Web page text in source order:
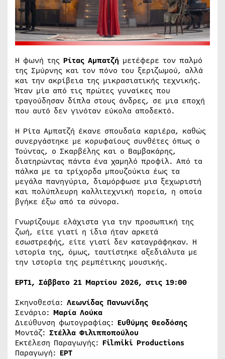
Η φωνή της Ρίτας Αμπατζή μετέφερε τον παλμό
της Σμύρνης και τον πόνο του ξεριζωμού, αλλά
και την ακρίβεια της μικρασιατικής τεχνικής.
Ήταν μία από τις πρώτες γυναίκες που
τραγούδησαν δίπλα στους άνδρες, σε μια εποχή
που αυτό δεν γινόταν εύκολα αποδεκτό.
Η Ρίτα Αμπατζή έκανε σπουδαία καριέρα, καθώς
συνεργάστηκε με κορυφαίους συνθέτες όπως ο
Τούντας, ο Σκαρβέλης και ο Βαμβακάρης,
διατηρώντας πάντα ένα χαμηλό προφίλ. Από τα
πάλκα με τα τρίχορδα μπουζούκια έως τα
μεγάλα πανηγύρια, διαμόρφωσε μια ξεχωριστή
και πολύπλευρη καλλιτεχνική πορεία, η οποία
βγήκε έξω από τα σύνορα.
Γνωρίζουμε ελάχιστα για την προσωπική της
ζωή, είτε γιατί η ίδια ήταν αρκετά
εσωστρεφής, είτε γιατί δεν καταγράφηκαν. Η
ιστορία της, όμως, ταυτίστηκε αξεδιάλυτα με
την ιστορία της ρεμπέτικης μουσικής.
ΕΡΤ1, Σάββατο 21 Μαρτίου 2026, στις 19:00
Σκηνοθεσία: Λεωνίδας Πανωνίδης
Σενάριο: Μαρία Λούκα
Διεύθυνση φωτογραφίας: Ευθύμης Θεοδόσης
Μοντάζ: Στέλλα Φιλιπποπούλου
Εκτέλεση Παραγωγής: Filmiki Productions
Παραγωγή: ΕΡΤ